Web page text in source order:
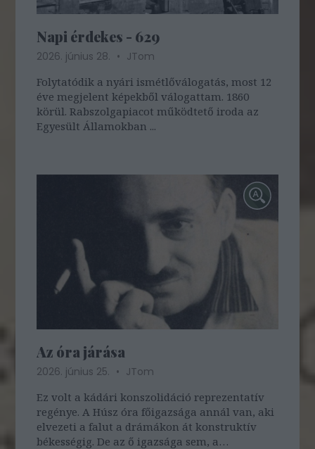
Napi érdekes - 629
2026. június 28.
JTom
Folytatódik a nyári ismétlőválogatás, most 12
éve megjelent képekből válogattam. 1860
körül. Rabszolgapiacot működtető iroda az
Egyesült Államokban ...
Az óra járása
2026. június 25.
JTom
Ez volt a kádári konszolidáció reprezentatív
regénye. A Húsz óra főigazsága annál van, aki
elvezeti a falut a drámákon át konstruktív
békességig. De az ő igazsága sem, a